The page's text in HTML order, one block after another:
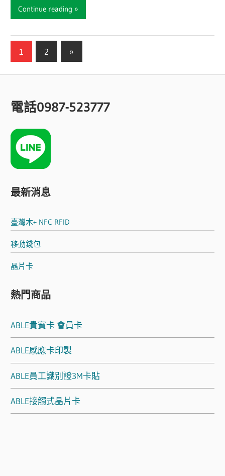
Continue reading
文
導
覽
1 2
Next
»
電話0987-523777
最新消息
臺灣木+ NFC RFID
移動錢包
晶片卡
熱門商品
ABLE貴賓卡 會員卡
ABLE感應卡印製
ABLE員工識別證3M卡貼
ABLE接觸式晶片卡